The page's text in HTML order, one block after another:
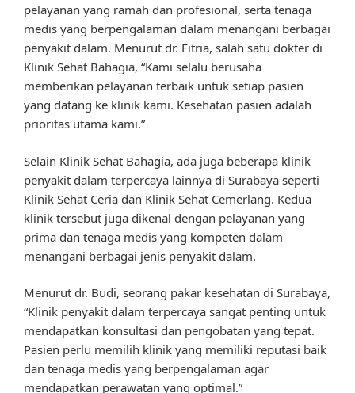
pelayanan yang ramah dan profesional, serta tenaga
medis yang berpengalaman dalam menangani berbagai
penyakit dalam. Menurut dr. Fitria, salah satu dokter di
Klinik Sehat Bahagia, “Kami selalu berusaha
memberikan pelayanan terbaik untuk setiap pasien
yang datang ke klinik kami. Kesehatan pasien adalah
prioritas utama kami.”
Selain Klinik Sehat Bahagia, ada juga beberapa klinik
penyakit dalam terpercaya lainnya di Surabaya seperti
Klinik Sehat Ceria dan Klinik Sehat Cemerlang. Kedua
klinik tersebut juga dikenal dengan pelayanan yang
prima dan tenaga medis yang kompeten dalam
menangani berbagai jenis penyakit dalam.
Menurut dr. Budi, seorang pakar kesehatan di Surabaya,
“Klinik penyakit dalam terpercaya sangat penting untuk
mendapatkan konsultasi dan pengobatan yang tepat.
Pasien perlu memilih klinik yang memiliki reputasi baik
dan tenaga medis yang berpengalaman agar
mendapatkan perawatan yang optimal.”